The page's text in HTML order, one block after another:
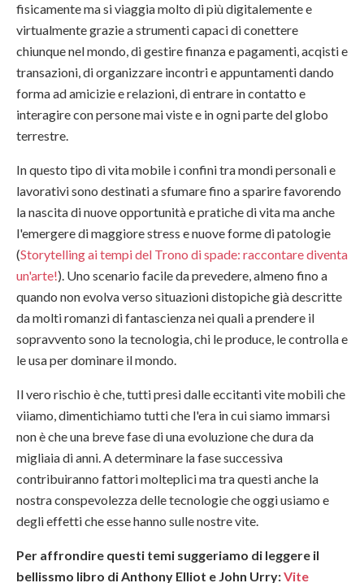
fisicamente ma si viaggia molto di più digitalemente e
virtualmente grazie a strumenti capaci di conettere
chiunque nel mondo, di gestire finanza e pagamenti, acqisti e
transazioni, di organizzare incontri e appuntamenti dando
forma ad amicizie e relazioni, di entrare in contatto e
interagire con persone mai viste e in ogni parte del globo
terrestre.
In questo tipo di vita mobile i confini tra mondi personali e
lavorativi sono destinati a sfumare fino a sparire favorendo
la nascita di nuove opportunità e pratiche di vita ma anche
l'emergere di maggiore stress e nuove forme di patologie
(Storytelling ai tempi del Trono di spade: raccontare diventa
un'arte!). Uno scenario facile da prevedere, almeno fino a
quando non evolva verso situazioni distopiche già descritte
da molti romanzi di fantascienza nei quali a prendere il
sopravvento sono la tecnologia, chi le produce, le controlla e
le usa per dominare il mondo.
Il vero rischio è che, tutti presi dalle eccitanti vite mobili che
viiamo, dimentichiamo tutti che l'era in cui siamo immarsi
non è che una breve fase di una evoluzione che dura da
migliaia di anni. A determinare la fase successiva
contribuiranno fattori molteplici ma tra questi anche la
nostra conspevolezza delle tecnologie che oggi usiamo e
degli effetti che esse hanno sulle nostre vite.
Per affrondire questi temi suggeriamo di leggere il
bellissmo libro di Anthony Elliot e John Urry:Vite